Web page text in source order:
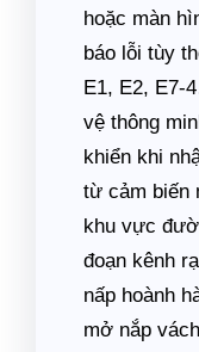
hoặc màn
báo lỗi tùy
E1, E2, E7-
vệ thông
khiển khi
từ cảm biến
khu vực
đoạn kênh
nấp hoành
mở nắp